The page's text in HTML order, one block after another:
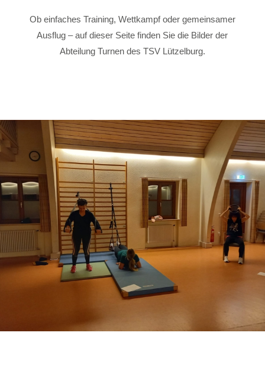
Ob einfaches Training, Wettkampf oder gemeinsamer
Ausflug – auf dieser Seite finden Sie die Bilder der
Abteilung Turnen des TSV Lützelburg.